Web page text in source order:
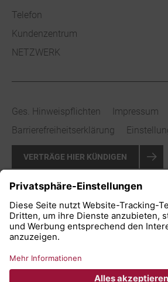
Telefon
Kundenzentrum
NETZWERK
Ges. Hinweispflichten Impressum
Barrierefreiheitserklärung
VERTRÄGE HIER KÜNDIGEN
VERTRAG WIDERRUFEN